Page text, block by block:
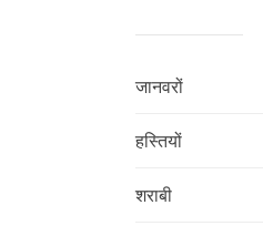
जानवरों
हस्तियों
शराबी